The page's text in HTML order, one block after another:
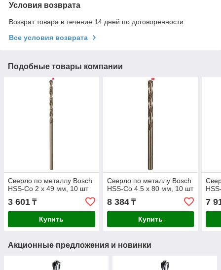
Условия возврата
Возврат товара в течение 14 дней по договоренности
Все условия возврата
Подобные товары компании
Сверло по металлу Bosch
HSS-Co 2 x 49 мм, 10 шт
3 601 ₸
Купить
Сверло по металлу Bosch
HSS-Co 4.5 x 80 мм, 10 шт
8 384₸
Купить
7
Акционные предложения и новинки